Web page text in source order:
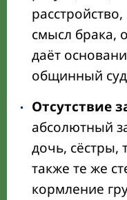
смысл брака,
даёт
общинный
Отсутствие
абсолютный
дочь, сёстры,
также те же
кормление